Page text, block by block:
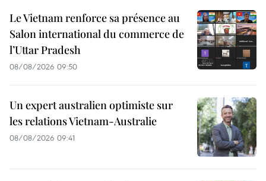
Le Vietnam renforce sa présence au
Salon international du commerce de
l’Uttar Pradesh
08/08/2026 09:50
Un expert australien optimiste sur
les relations Vietnam-Australie
08/08/2026 09:41